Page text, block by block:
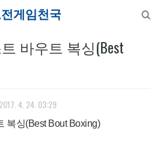
바우트 복싱(Best
4. 24. 03:29
복싱(Best Bout Boxing)